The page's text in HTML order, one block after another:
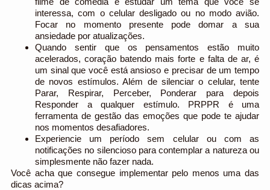
interessa, com o celular desligado ou no modo avião.
Focar no momento presente pode domar a sua
ansiedade por atualizações.
Quando sentir que os pensamentos estão muito
acelerados, coração batendo mais forte e falta de ar, é
um sinal que você está ansioso e precisar de um tempo
de novos estímulos. Além de silenciar o celular, tente
Parar, Respirar, Perceber, Ponderar para depois
Responder a qualquer estímulo. PRPPR é uma
ferramenta de gestão das emoções que pode te ajudar
nos momentos desafiadores.
Experiencie um período sem celular ou com as
notificações no silencioso para contemplar a natureza ou
simplesmente não fazer nada.
Você acha que consegue implementar pelo menos uma das
dicas acima?